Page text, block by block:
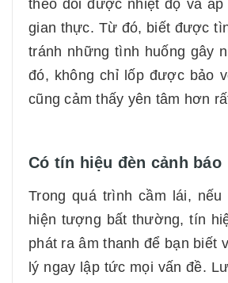
theo dõi được nhiệt độ và áp
gian thực. Từ đó, biết được
tránh những tình huống gây
đó, không chỉ lốp được bảo
cũng cảm thấy yên tâm hơn
Có tín hiệu đèn cảnh báo
Trong quá trình cầm lái,
hiện tượng bất thường, tín
phát ra âm thanh để bạn biết
lý ngay lập tức mọi vấn đề.